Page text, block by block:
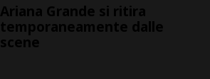
Ariana Grande si ritira
temporaneamente dalle
scene